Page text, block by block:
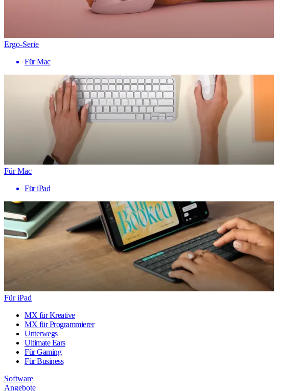
Ergo-Serie
Für Mac
Für Mac
Für iPad
Für iPad
MX für Kreative
MX für Programmierer
Unterwegs
Ultimate Ears
Für Gaming
Für Business
Software
Angebote